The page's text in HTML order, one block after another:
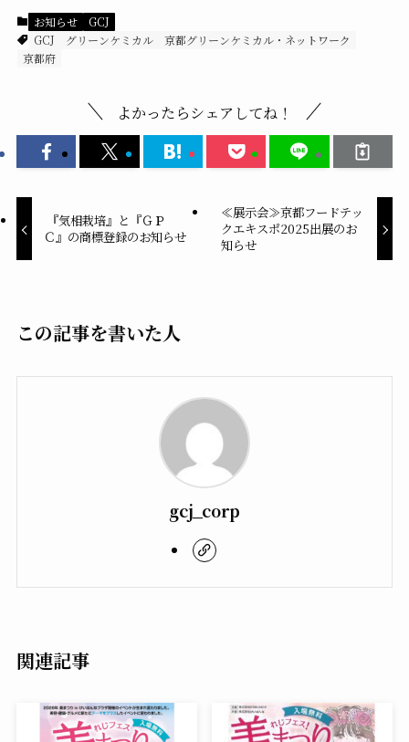
お知らせ
GCJ
GCJ
グリーンケミカル
京都グリーンケミカル・ネットワーク
京都府
よかったらシェアしてね！
『気相栽培』と『ＧＰ
Ｃ』の商標登録のお知らせ
≪展示会≫京都フードテッ
クエキスポ2025出展のお
知らせ
この記事を書いた人
gcj_corp
関連記事